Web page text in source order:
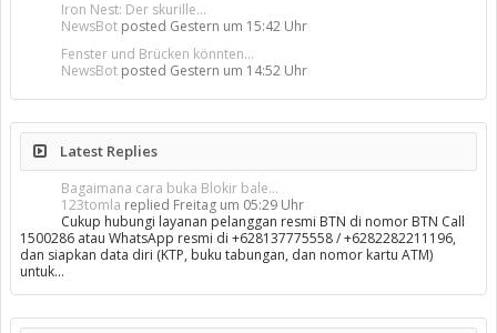
Iron Nest: Der skurille...
NewsBot posted Gestern um 15:42 Uhr
Fenster und Brücken könnten...
NewsBot posted Gestern um 14:52 Uhr
Latest Replies
Bagaimana cara buka Blokir bale...
123tomla replied Freitag um 05:29 Uhr
Cukup hubungi layanan pelanggan resmi BTN di nomor BTN Call
1500286 atau WhatsApp resmi di +628137775558 / +6282282211196,
dan siapkan data diri (KTP, buku tabungan, dan nomor kartu ATM)
untuk…